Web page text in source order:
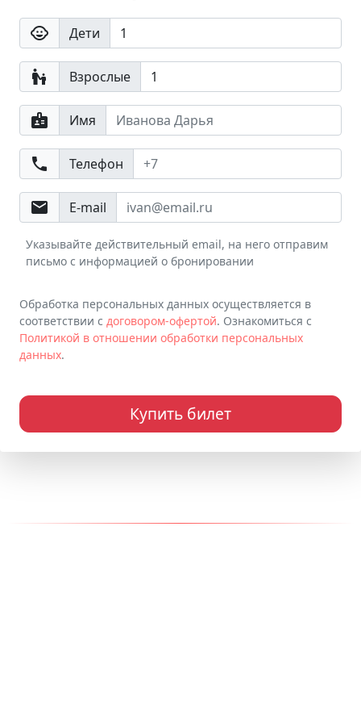
child_care Дети
escalator_warning Взрослые
badge Имя
phone Телефон
email E-mail
Указывайте действительный email, на него отправим
письмо с информацией о бронировании
Обработка персональных данных осуществляется в
соответствии с договором-офертой. Ознакомиться с
Политикой в отношении обработки персональных
данных.
Купить билет